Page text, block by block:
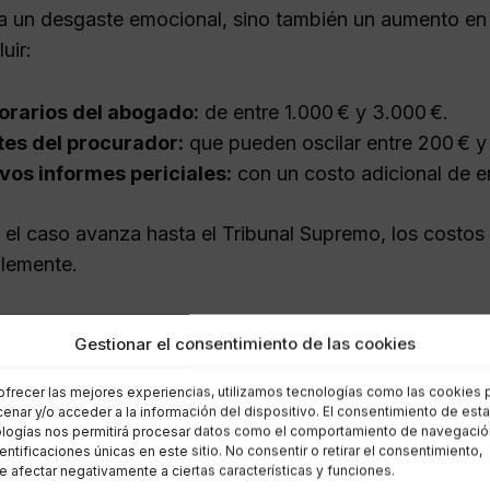
Gestionar el consentimiento de las cookies
las mejores experiencias, utilizamos tecnologías como las cookies
y/o acceder a la información del dispositivo. El consentimiento de
nos permitirá procesar datos como el comportamiento de
únicas en este sitio. No consentir o retirar el consentimiento,
afectar negativamente a ciertas características y funciones.
un desgaste emocional, sino también un aumento
del abogado: de entre 1.000 € y 3.000 €.
del procurador: que pueden oscilar entre 200 €
informes periciales: con un costo adicional de
el caso avanza hasta el Tribunal Supremo, los
jurídica gratuita
personas cuyos ingresos no superen el doble del
existe la posibilidad de acceder a la justicia